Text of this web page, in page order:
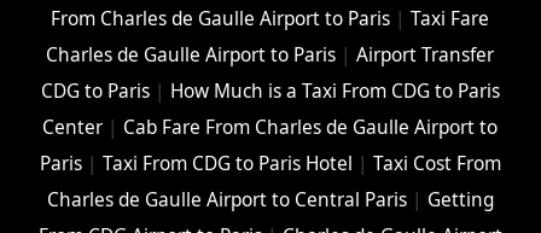
From Charles de Gaulle Airport to Paris |Taxi Fare
Charles de Gaulle Airport to Paris |Airport Transfer
CDG to Paris| How Much is a Taxi From CDG to Paris
Center | Cab Fare From Charles de Gaulle Airport to
Paris| Taxi From CDG to Paris Hotel | Taxi Cost From
Charles de Gaulle Airport to Central Paris| Getting